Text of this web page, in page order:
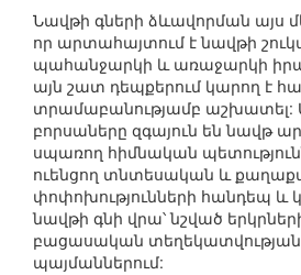
Նավթի գների ձևավորման այս
որ արտահայտում է նավթի
պահանջարկի և առաջարկի
այն շատ դեպքերում կարող է
տրամաբանությամբ
բորսաները զգայուն են նավթ
սպառող հիմնական
ուենցող տնտեսական և
փոփոխությունների հանդեպ և
նավթի գնի վրա՝ նշված
բացասական
պայմաններում: